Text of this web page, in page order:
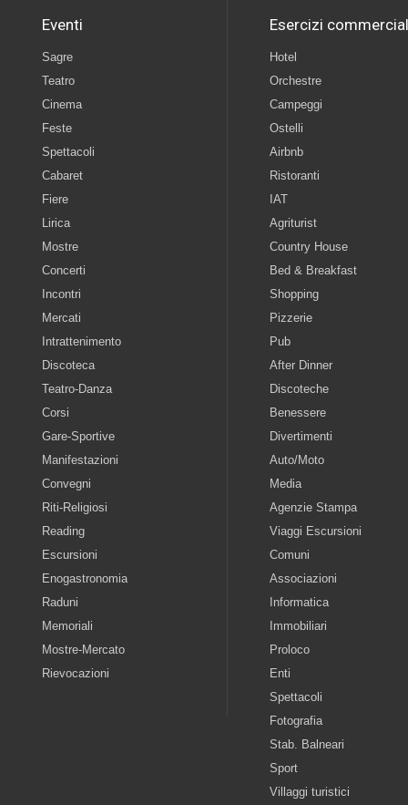
Eventi
Sagre
Teatro
Cinema
Feste
Spettacoli
Cabaret
Fiere
Lirica
Mostre
Concerti
Incontri
Mercati
Intrattenimento
Discoteca
Teatro-Danza
Corsi
Gare-Sportive
Manifestazioni
Convegni
Riti-Religiosi
Reading
Escursioni
Enogastronomia
Raduni
Memoriali
Mostre-Mercato
Rievocazioni
Esercizi
Hotel
Orchestre
Campeggi
Ostelli
Airbnb
Ristoranti
IAT
Agriturist
Country House
Bed & Breakfast
Shopping
Pizzerie
Pub
After Dinner
Discoteche
Benessere
Divertimenti
Auto/Moto
Media
Agenzie Stampa
Viaggi Escursioni
Comuni
Associazioni
Informatica
Immobiliari
Proloco
Enti
Spettacoli
Fotografia
Stab. Balneari
Sport
Villaggi turistici